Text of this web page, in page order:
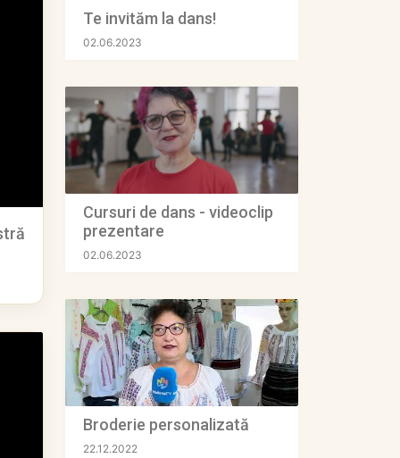
Te invităm la dans!
02.06.2023
Cursuri de dans - videoclip
prezentare
02.06.2023
Broderie personalizată
22.12.2022